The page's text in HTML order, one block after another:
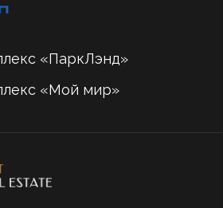
«ПаркЛэнд»
«Мой мир»